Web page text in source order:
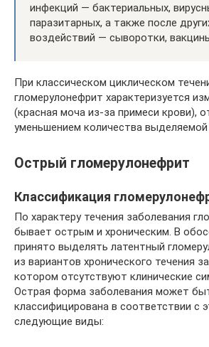
инфекций — бактериальных,
паразитарных, а также после
воздействий — сыворотки,
При классическом циклическом
гломерулонефрит характеризуется
(красная моча из-за примеси крови),
уменьшением количества
Острый гломерулонефрит
Классификация
По характеру течения заболевания
бывает острым и хроническим. В
принято выделять латентный
из вариантов хронического течения
котором отсутствуют клинические
Острая форма заболевания может
классифицирована в соответствии с
следующие виды: